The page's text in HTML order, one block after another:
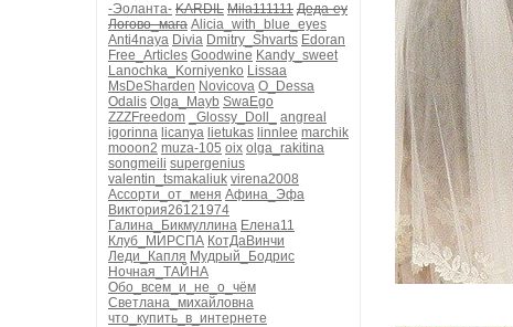
-Эоланта- KARDIL Mila111111 Деда-еу
Логово_мага Alicia_with_blue_eyes
Anti4naya Divia Dmitry_Shvarts Edoran
Free_Articles Goodwine Kandy_sweet
Lanochka_Korniyenko Lissaa
MsDeSharden Novicova O_Dessa
Odalis Olga_Mayb SwaEgo
ZZZFreedom
_Glossy_Doll_
angreal
igorinna licanya lietukas linnlee marchik
mooon2 muza-105 oix olga_rakitina
songmeili supergenius
valentin_tsmakaliuk virena2008
Ассорти_от_меня Афина_Эфа
Виктория26121974
Галина_Бикмуллина Елена11
Клуб_МИРСПА КотДаВинчи
Леди_Капля Мудрый_Бодрис
Ночная_ТАЙНА
Обо_всем_и_не_о_чём
Светлана_михайловна
что_купить_в_интернете